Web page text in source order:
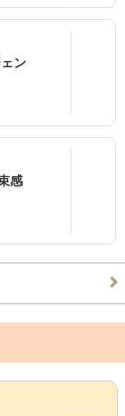
ン
感